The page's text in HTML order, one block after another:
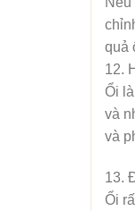
quả
12.
Ổi
và
và
13.
Ổi